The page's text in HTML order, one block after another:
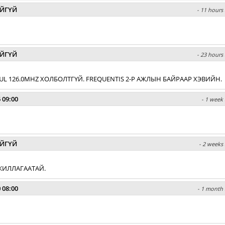
- 11 hours
- 23 hours
ХОЛБОЛТГҮЙ. FREQUENTIS 2-Р АЖЛЫН БАЙРААР ХЭВИЙН.
09:00 - 1 week
- 2 weeks
08:00 - 1 month